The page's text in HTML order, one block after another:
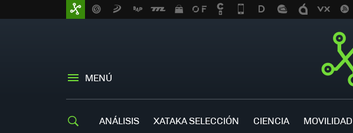
MENÚ
ANÁLISIS XATAKA SELECCIÓN CIENCIA MOVILIDAD